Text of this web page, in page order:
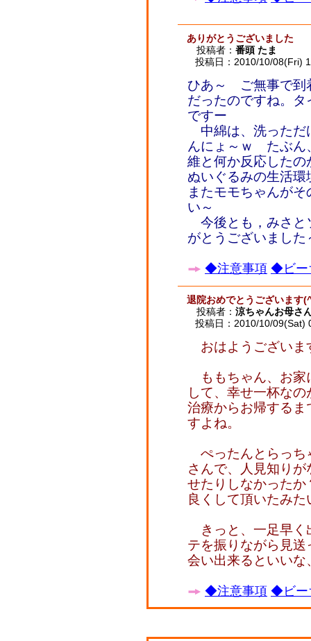
ありがとうございました
投稿者： 番頭 たま
投稿日：2010/10/08(Fri)
ひあ～ ご無事で到
だったのですね。
ですー
中綿は、洗っただ
んにょ～ｗ たぶん
維と何か反応した
ぬいぐるみの生活
またモモちゃんが
い～
今後とも，みさと
がとうございました
◆注意事項 ◆ビー
退院おめでとうございます
投稿者： 涼ちゃんお母さ
投稿日：2010/10/09(Sat)
おはようございま
ももちゃん、お家
して、幸せ一杯な
治療からお帰する
すよね。
ぺったんとらっち
さんで、人見知り
せたりしなかった
良くして頂いたみ
きっと、一足早く
テを振りながら見
会い出来るといい
◆注意事項 ◆ビー